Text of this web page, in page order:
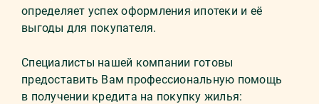
определяет успех оформления ипотеки и её
выгоды для покупателя.
Специалисты нашей компании готовы
предоставить Вам профессиональную помощь
в получении кредита на покупку жилья: